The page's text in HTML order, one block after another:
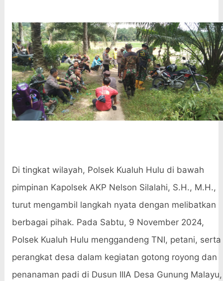
Di tingkat wilayah, Polsek Kualuh Hulu di bawah
pimpinan Kapolsek AKP Nelson Silalahi, S.H., M.H.,
turut mengambil langkah nyata dengan melibatkan
berbagai pihak. Pada Sabtu, 9 November 2024,
Polsek Kualuh Hulu menggandeng TNI, petani, serta
perangkat desa dalam kegiatan gotong royong dan
penanaman padi di Dusun IIIA Desa Gunung Malayu,